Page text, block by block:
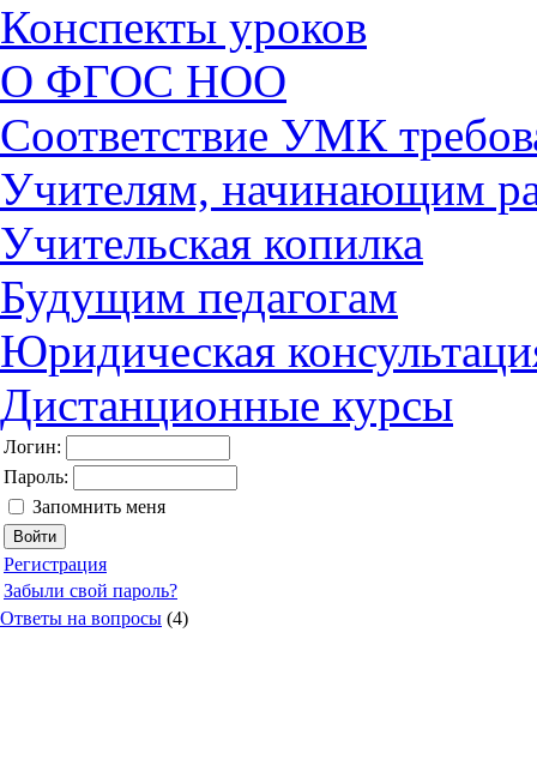
Конспекты уроков
О ФГОС НОО
Соответствие УМК
Учителям, начинающим
Учительская копилка
Будущим педагогам
Юридическая
Дистанционные курсы
Логин:
Пароль:
Запомнить меня
Регистрация
Забыли свой пароль?
Ответы на вопросы (4)